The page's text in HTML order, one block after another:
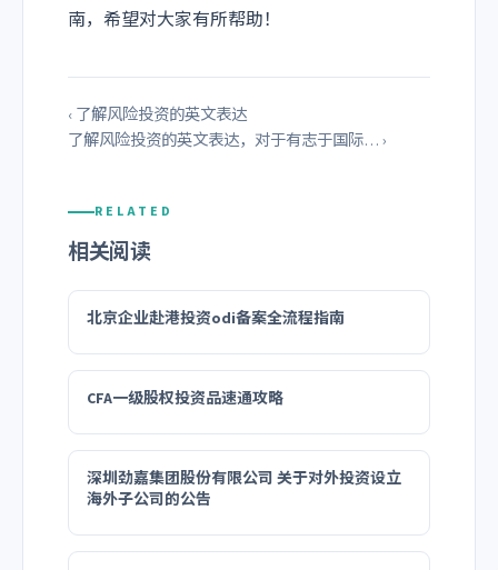
南，希望对大家有所帮助！
‹ 了解风险投资的英文表达
了解风险投资的英文表达，对于有志于国际… ›
RELATED
相关阅读
北京企业赴港投资odi备案全流程指南
CFA一级股权投资品速通攻略
深圳劲嘉集团股份有限公司 关于对外投资设立
海外子公司的公告